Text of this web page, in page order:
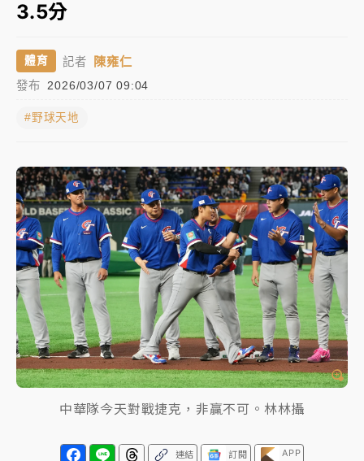
砸落毀車
金控第2季海外曝險破31兆創高 日本年增45%居冠
「好事多磨」
至2個月低
「白海豚」雨炸新北！通報109件災情 侯友宜揭這類災
損最多
白海豚挾豪雨狂炸新北！時雨量破百毫米 水塔、雨棚
砸落毀車
▼
3.5分
體育 記者 陳雍仁
發布 2026/03/07 09:04
#野球天地
中華隊今天對戰捷克，非贏不可。林林攝
連結 訂閱 APP